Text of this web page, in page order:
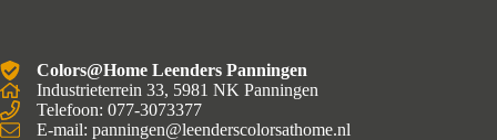
Colors@Home Leenders Panningen
Industrieterrein 33, 5981 NK Panningen
Telefoon: 077-3073377
E-mail: panningen@leenderscolorsathome.nl